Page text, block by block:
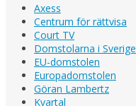
Axess
Centrum för rättvisa
Court TV
Domstolarna i Sverige
EU-domstolen
Europadomstolen
Göran Lambertz
Kvartal